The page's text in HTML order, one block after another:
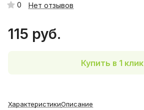
0 Нет отзывов
115 руб.
Купить в 1 клик
ХарактеристикиОписание